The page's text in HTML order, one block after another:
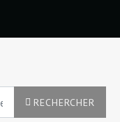
RECHERCHER